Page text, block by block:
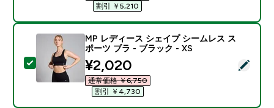
割引 ￥5,210‎
この商品を選択 - MP レディース シェイプ シームレ
MP レディース シェイプ シームレス ス
ポーツ ブラ - ブラック - XS
discounted price
¥2,020‎
通常価格 ￥6,750‎
割引 ￥4,730‎